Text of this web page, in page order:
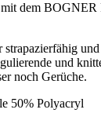
dem
und
noch Gerüche.
50% Polyacryl